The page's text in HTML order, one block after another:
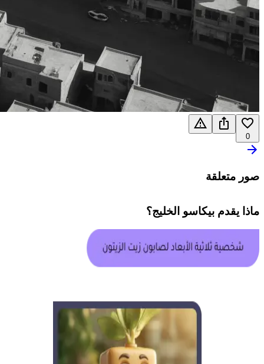
0
صور متعلقة
ماذا يقدم بيكاسو الخليج؟